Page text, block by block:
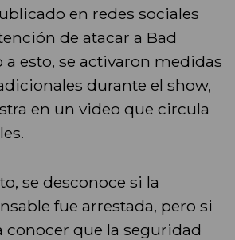
en redes sociales
de atacar a Bad
a esto, se activaron medidas
durante el show,
en un video que circula
se desconoce si la
fue arrestada, pero si
conocer que la seguridad